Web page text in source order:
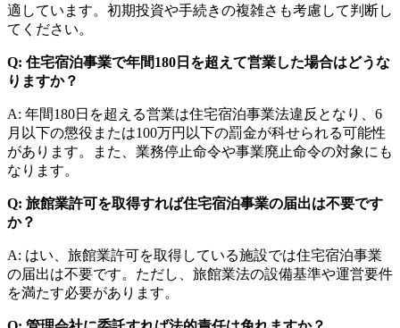
適しています。初期投資や手続きの複雑さも考慮して判断し
てください。
Q: 住宅宿泊事業で年間180日を超えて営業した場合はどうな
りますか？
A: 年間180日を超える営業は住宅宿泊事業法違反となり、6
月以下の懲役または100万円以下の罰金が科せられる可能性
があります。また、業務停止命令や事業廃止命令の対象にも
なります。
Q: 旅館業許可を取得すれば住宅宿泊事業の届出は不要です
か？
A: はい、旅館業許可を取得している施設では住宅宿泊事業
の届出は不要です。ただし、旅館業法の設備基準や運営要件
を満たす必要があります。